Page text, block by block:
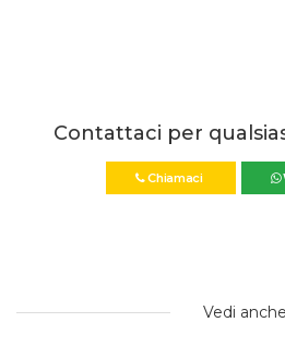
Contattaci per
Chiamaci
Vedi anche